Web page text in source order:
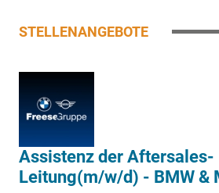
STELLENANGEBOTE
Assistenz der Aftersales-
Leitung(m/w/d) - BMW &